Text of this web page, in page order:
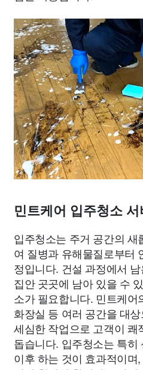
민트케어 입주청소 서
입주청소는 주거 공간의
여 질병과 유해물질로부터
정입니다. 건설 과정에서
집안 곳곳에 남아 있을 수
소가 필요합니다. 민트케어
화장실 등 여러 공간을 대
세심한 작업으로 고객이
돕습니다. 입주청소는 특
이후 하는 것이 효과적이며